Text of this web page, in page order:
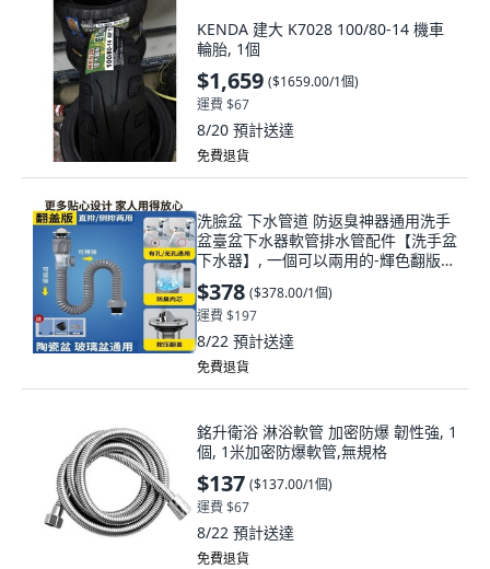
KENDA 建大 K7028 100/80-14 機車
輪胎, 1個
$1,659 ($1659.00/1個)
運費 $67
8/20 預計送達
免費退貨
洗臉盆 下水管道 防返臭神器通用洗手
盆臺盆下水器軟管排水管配件【洗手盆
下水器】, 一個可以兩用的-輝色翻版臉
盆防臭下水管,河北工廠發出部分地區
1-2日達, 1個
$378 ($378.00/1個)
運費 $197
8/22 預計送達
免費退貨
銘升衛浴 淋浴軟管 加密防爆 韌性強, 1
個, 1米加密防爆軟管,無規格
$137 ($137.00/1個)
運費 $67
8/22 預計送達
免費退貨